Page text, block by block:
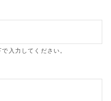
入力してください。